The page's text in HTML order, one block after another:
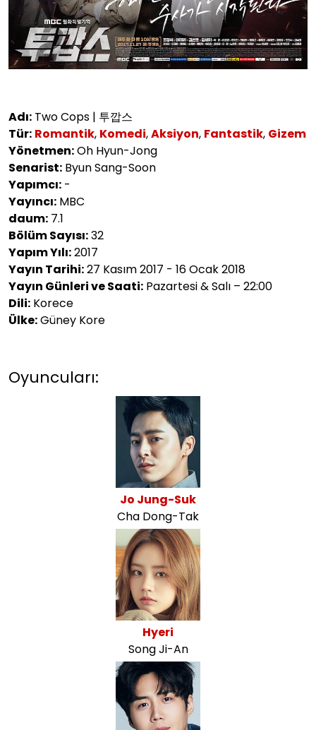
Adı: Two Cops | 투깝스
Tür: Romantik, Komedi,Aksiyon, Fantastik, Gizem
Yönetmen:Oh Hyun-Jong
Senarist: Byun Sang-Soon
Yapımcı: -
Yayıncı: MBC
daum: 7.1
Bölüm Sayısı:32
Yapım Yılı:2017
Yayın Tarihi:27 Kasım 2017 - 16 Ocak 2018
Yayın Günleri ve Saati: Pazartesi & Salı – 22:00
Dili: Korece
Ülke:Güney Kore
Oyuncuları:
Jo Jung-Suk
Cha Dong-Tak
Hyeri
Song Ji-An